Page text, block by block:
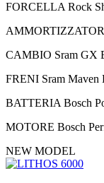
FORCELLA Rock
CAMBIO Sram GX
FRENI Sram Maven
BATTERIA Bosch
MOTORE Bosch
NEW MODEL